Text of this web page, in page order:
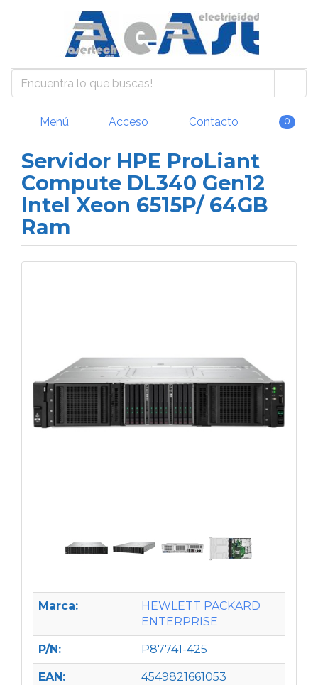
Menú Acceso Contacto 0
Servidor HPE ProLiant
Compute DL340 Gen12
Intel Xeon 6515P/ 64GB
Ram
Marca:
HEWLETT PACKARD
ENTERPRISE
P/N: P87741-425
EAN: 4549821661053